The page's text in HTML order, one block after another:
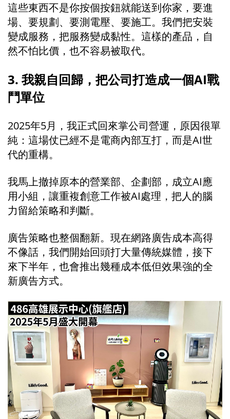
這些東西不是你按個按鈕就能送到你家，要進
場、要規劃、要測電壓、要施工。我們把安裝
變成服務，把服務變成黏性。這樣的產品，自
然不怕比價，也不容易被取代。
3. 我親自回歸，把公司打造成一個AI戰
鬥單位
2025年5月，我正式回來掌公司營運，原因很單
純：這場仗已經不是電商內部互打，而是AI世
代的重構。
我馬上撤掉原本的營業部、企劃部，成立AI應
用小組，讓重複創意工作被AI處理，把人的腦
力留給策略和判斷。
廣告策略也整個翻新。現在網路廣告成本高得
不像話，我們開始回頭打大量傳統媒體，接下
來下半年，也會推出幾種成本低但效果強的全
新廣告方式。